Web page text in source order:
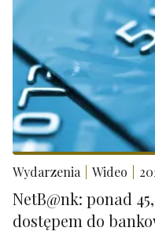
Wydarzenia Wideo
NetB@nk: ponad
dostępem do